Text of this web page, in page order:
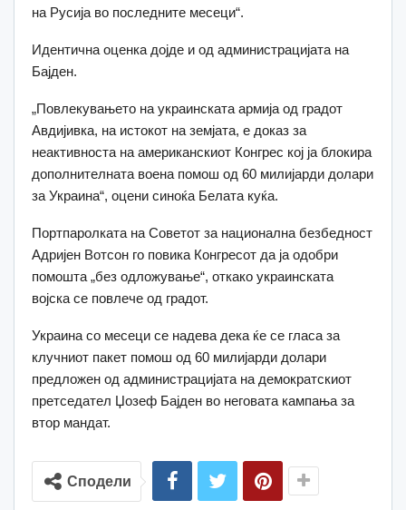
на Русија во последните месеци“.
Идентична оценка дојде и од администрацијата на
Бајден.
„Повлекувањето на украинската армија од градот
Авдијивка, на истокот на земјата, е доказ за
неактивноста на американскиот Конгрес кој ја блокира
дополнителната воена помош од 60 милијарди долари
за Украина“, оцени синоќа Белата куќа.
Портпаролката на Советот за национална безбедност
Адријен Вотсон го повика Конгресот да ја одобри
помошта „без одложување“, откако украинската
војска се повлече од градот.
Украина со месеци се надева дека ќе се гласа за
клучниот пакет помош од 60 милијарди долари
предложен од администрацијата на демократскиот
претседател Џозеф Бајден во неговата кампања за
втор мандат.
Сподели